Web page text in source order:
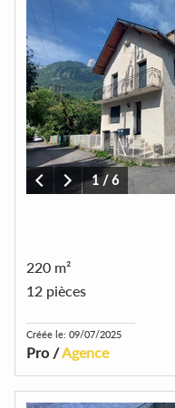
1/6
220 m²
12 pièces
Créée le: 09/07/2025
Pro /Agence